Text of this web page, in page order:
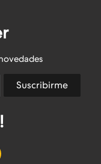
Suscribirme